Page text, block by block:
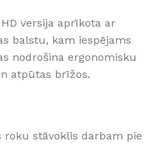
versija aprīkota ar
balstu, kam iespējams
nodrošina ergonomisku
atpūtas brīžos.
roku stāvoklis darbam pie